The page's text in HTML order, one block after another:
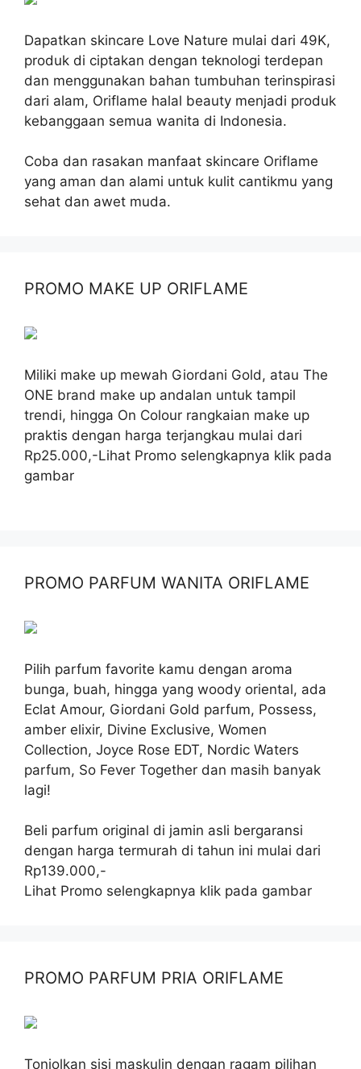
Dapatkan skincare Love Nature mulai dari 49K,
produk di ciptakan dengan teknologi terdepan
dan menggunakan bahan tumbuhan terinspirasi
dari alam, Oriflame halal beauty menjadi produk
kebanggaan semua wanita di Indonesia.
Coba dan rasakan manfaat skincare Oriflame
yang aman dan alami untuk kulit cantikmu yang
sehat dan awet muda.
PROMO MAKE UP ORIFLAME
Miliki make up mewah Giordani Gold, atau The
ONE brand make up andalan untuk tampil
trendi, hingga On Colour rangkaian make up
praktis dengan harga terjangkau mulai dari
Rp25.000,-Lihat Promo selengkapnya klik pada
gambar
PROMO PARFUM WANITA ORIFLAME
Pilih parfum favorite kamu dengan aroma
bunga, buah, hingga yang woody oriental, ada
Eclat Amour, Giordani Gold parfum, Possess,
amber elixir, Divine Exclusive, Women
Collection, Joyce Rose EDT, Nordic Waters
parfum, So Fever Together dan masih banyak
lagi!
Beli parfum original di jamin asli bergaransi
dengan harga termurah di tahun ini mulai dari
Rp139.000,-
Lihat Promo selengkapnya klik pada gambar
PROMO PARFUM PRIA ORIFLAME
Tonjolkan sisi maskulin dengan ragam pilihan